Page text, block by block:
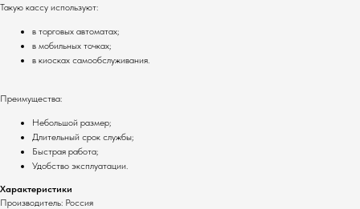
Такую кассу используют:
в торговых автоматах;
в мобильных точках;
в киосках самообслуживания.
Преимущества:
Небольшой размер;
Длительный срок службы;
Быстрая работа;
Удобство эксплуатации.
Характеристики
Производитель: Россия
Табло покупателя
Принтеры этикеток
Принтеры чеков
Сайт от GetProSite
Промышленные
сканеры штрихкодов